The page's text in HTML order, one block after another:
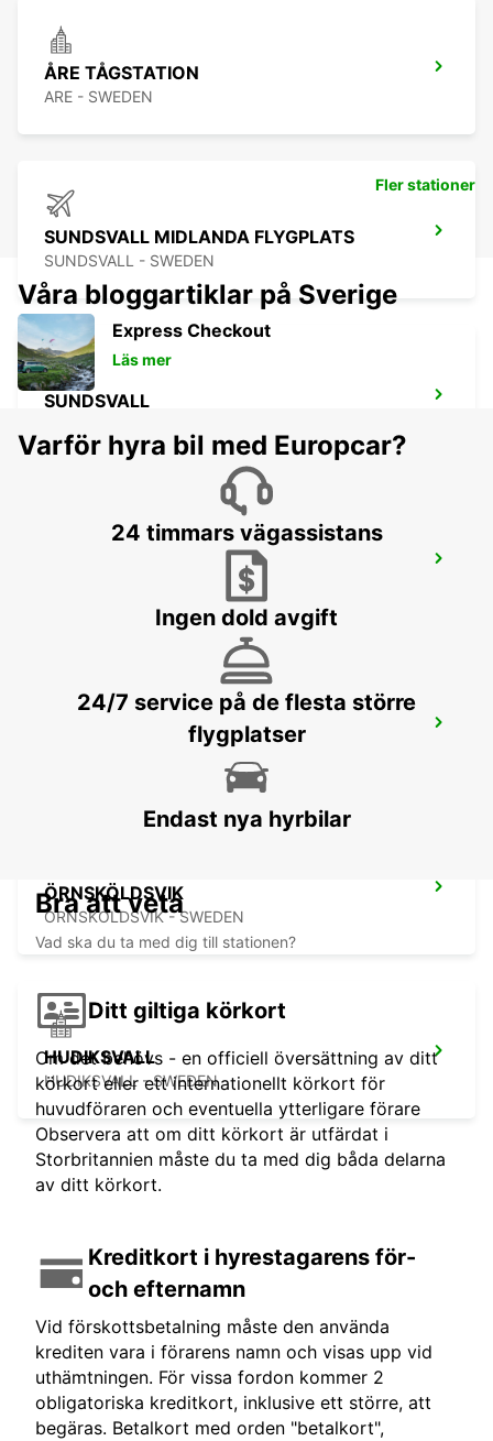
ÅRE TÅGSTATION
ARE - SWEDEN
SUNDSVALL MIDLANDA FLYGPLATS
SUNDSVALL - SWEDEN
SUNDSVALL
SUNDSVALL CENTRALSTATION
HUDIKSVALL TRAIN STATION
HUDIKSVALL - SWEDEN
ÖRNSKÖLDSVIK
ORNSKOLDSVIK - SWEDEN
HUDIKSVALL
HUDIKSVALL - SWEDEN
Fler stationer
Våra bloggartiklar på Sverige
Express Checkout
Läs mer
Varför hyra bil med Europcar?
24 timmars vägassistans
Ingen dold avgift
24/7 service på de flesta större
flygplatser
Endast nya hyrbilar
Bra att veta
Vad ska du ta med dig till stationen?
Ditt giltiga körkort
Om det behövs - en officiell översättning av ditt
körkort eller ett internationellt körkort för
huvudföraren och eventuella ytterligare förare
Observera att om ditt körkort är utfärdat i
Storbritannien måste du ta med dig båda delarna
av ditt körkort.
Kreditkort i hyrestagarens för-
och efternamn
Vid förskottsbetalning måste den använda
krediten vara i förarens namn och visas upp vid
uthämtningen. För vissa fordon kommer 2
obligatoriska kreditkort, inklusive ett större, att
begäras. Betalkort med orden "betalkort",